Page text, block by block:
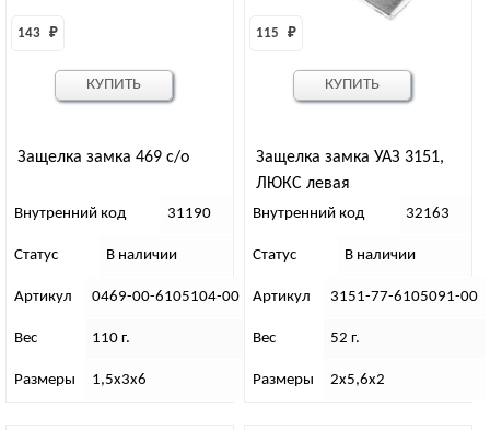
Защелка замка 469 с/о
143 ₽
Внутренний код 31190
Статус В наличии
Артикул 0469-00-6105104-00
Вес 110 г.
Размеры 1,5х3х6
КУПИТЬ
Защелка замка УАЗ 3151,
ЛЮКС левая
115 ₽
Внутренний код 32163
Статус В наличии
Артикул 3151-77-6105091-00
Вес 52 г.
Размеры 2х5,6х2
КУПИТЬ